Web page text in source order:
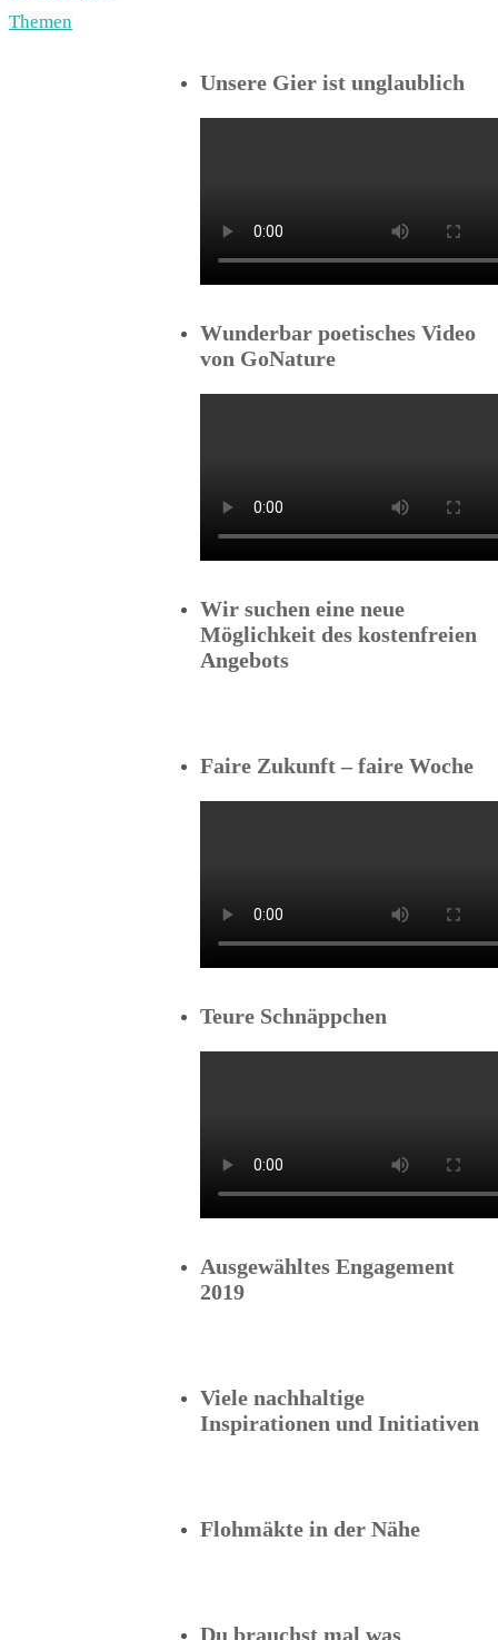
Themen
Unsere Gier ist unglaublich
Wunderbar poetisches Video
von GoNature
Wir suchen eine neue
Möglichkeit des kostenfreien
Angebots
Faire Zukunft – faire Woche
Teure Schnäppchen
Ausgewähltes Engagement
2019
Viele nachhaltige
Inspirationen und Initiativen
Flohmäkte in der Nähe
Du brauchst mal was